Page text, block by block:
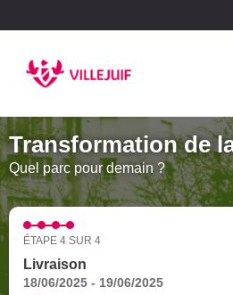
Transformation de
Quel parc pour demain ?
ÉTAPE 4 SUR 4
Livraison
18/06/2025 - 19/06/2025